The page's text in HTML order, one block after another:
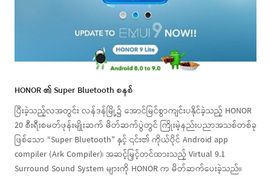
HONOR ၏ Super Bluetooth စနစ်
ပြီးခဲ့သည့်လအတွင်း လန်ဒန်မြို့၌ အောင်မြင်စွာကျင်းပနိုင်ခဲ့သည့် HONOR
20 စီးရီးစမတ်ဖုန်းမျိုးဆက် မိတ်ဆက်ပွဲတွင် ကြိုးမဲ့နည်းပညာအသစ်တစ်ခု
ဖြစ်သော “Super Bluetooth” နှင့် ၎င်း၏ ကိုယ်ပိုင် Android app
compiler (Ark Compiler)၊ အဆင့်မြှင့်တင်ထားသည့် Virtual 9.1
Surround Sound System များကို HONOR က မိတ်ဆက်ပေးခဲ့သည်။